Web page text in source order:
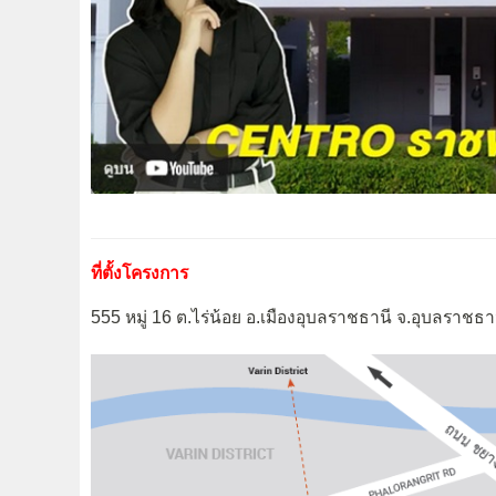
ที่ตั้งโครงการ
555 หมู่ 16 ต.ไร่น้อย อ.เมืองอุบลราชธานี จ.อุบลราชธ